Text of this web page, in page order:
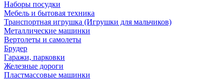
Наборы посудки
Мебель и бытовая техника
Транспортная игрушка (Игрушки для мальчиков)
Металлические машинки
Вертолеты и самолеты
Брудер
Гаражи, парковки
Железные дороги
Пластмассовые машинки